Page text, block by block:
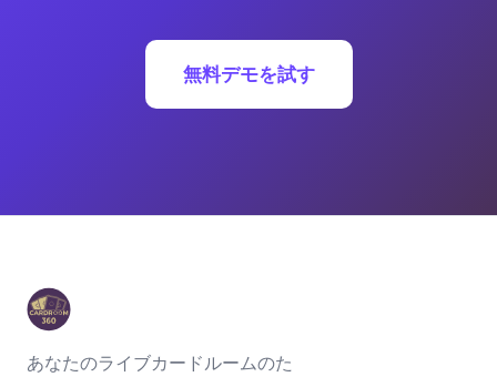
無料デモを試す
あなたのライブカードルームのた